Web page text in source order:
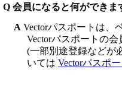
Q 会員になると何ができま
A Vectorパスポートは、
Vectorパスポートの
(一部別途登録などが
いては Vectorパスポ